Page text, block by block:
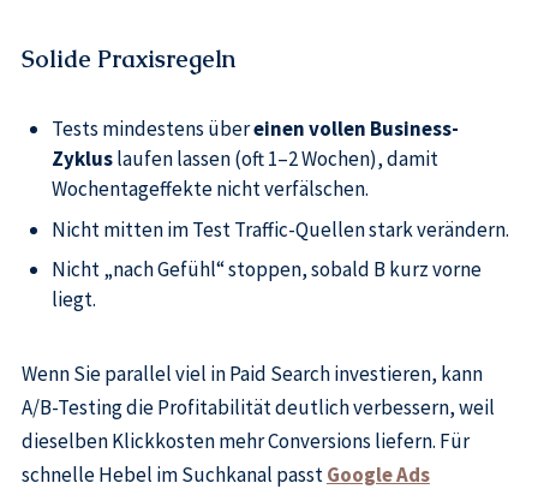
Solide Praxisregeln
Tests mindestens übereinen vollen Business-
Zykluslaufen lassen (oft 1–2 Wochen), damit
Wochentageffekte nicht verfälschen.
Nicht mitten im Test Traffic-Quellen stark verändern.
Nicht „nach Gefühl“ stoppen, sobald B kurz vorne
liegt.
Wenn Sie parallel viel in Paid Search investieren, kann
A/B-Testing die Profitabilität deutlich verbessern, weil
dieselben Klickkosten mehr Conversions liefern. Für
schnelle Hebel im Suchkanal passtGoogle Ads